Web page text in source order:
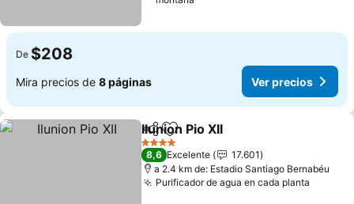
De $208
Mira precios de 8 páginas Ver precios
CompartirAgregar a favoritos
Ilunion Pio XII
4 Estrellas
8,6 Excelente
17.601
a 2.4 km de: Estadio Santiago Bernabéu
Purificador de agua en cada planta